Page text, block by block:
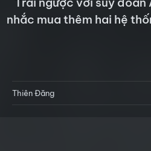
nhắc mua thêm hai hệ
Thiên Đăng